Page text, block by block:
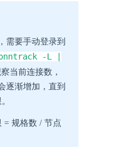
需要手动登录到
-L |
当前连接数，
逐渐增加，直到
= 规格数 / 节点